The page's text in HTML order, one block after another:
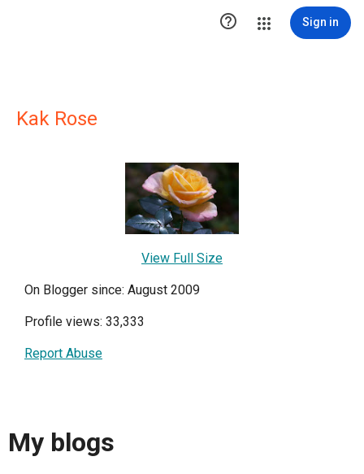
 Sign in
Kak Rose
View Full Size
On Blogger since: August 2009
Profile views: 33,333
Report Abuse
My blogs